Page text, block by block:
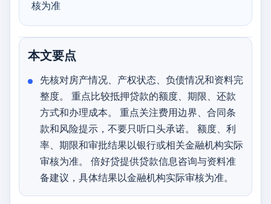
核为准
本文要点
先核对房产情况、产权状态、负债情况和资料完
整度。 重点比较抵押贷款的额度、期限、还款
方式和办理成本。 重点关注费用边界、合同条
款和风险提示，不要只听口头承诺。 额度、利
率、期限和审批结果以银行或相关金融机构实际
审核为准。 倍好贷提供贷款信息咨询与资料准
备建议，具体结果以金融机构实际审核为准。